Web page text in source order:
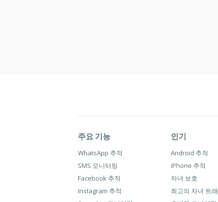
주요 기능
WhatsApp 추적
SMS 모니터링
Facebook 추적
Instagram 추적
인기
Android 추적
iPhone 추적
자녀 보호
최고의 자녀 트